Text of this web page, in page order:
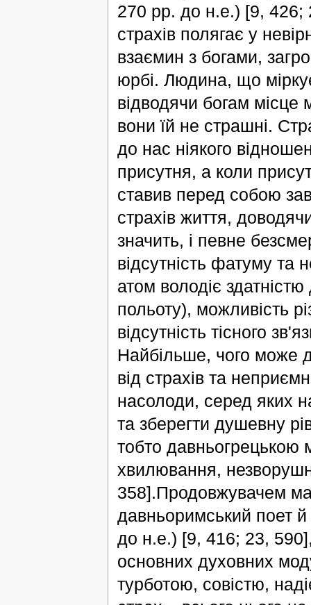
270 рр. до н.е.) [9, 426;
страхів полягає у
взаємин з богами,
юрбі. Людина, що
відводячи богам місце
вони їй не страшні.
до нас ніякого
присутня, а коли
ставив перед собою
страхів життя,
значить, і певне
відсутність фатуму та
атом володіє здатністю
польоту), можливість
відсутність тісного
Найбільше, чого може
від страхів та
насолоди, серед яких
та зберегти душевну
тобто давньогрецькою
хвилювання,
358].Продовжувачем
давньоримський поет
до н.е.) [9, 416; 23,
основних духовних
турботою, совістю,